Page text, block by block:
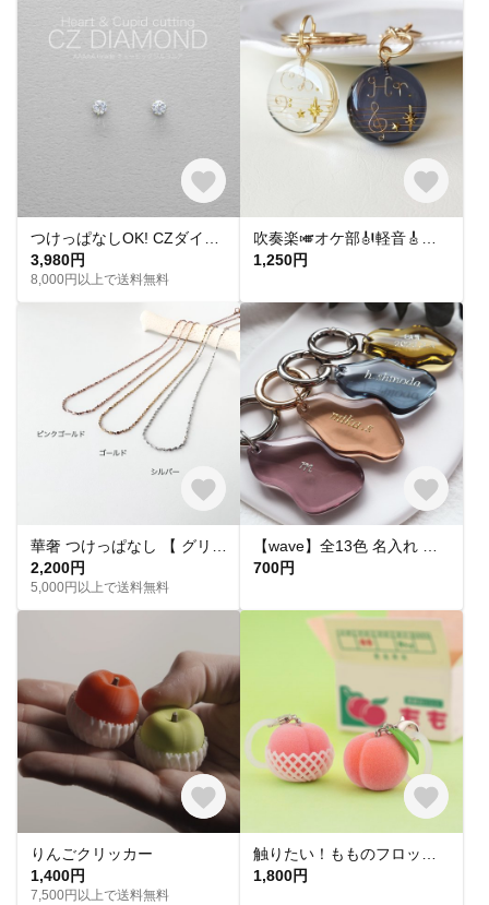
3,980円
8,000円以上で送料無料
1,250円
2,200円
5,000円以上で送料無料
700円
りんごクリッカー
1,400円
7,500円以上で送料無料
1,800円